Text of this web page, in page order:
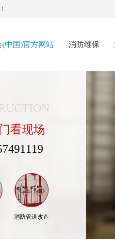
(中国)官方网站 消防维保
看现场
消防管道改造